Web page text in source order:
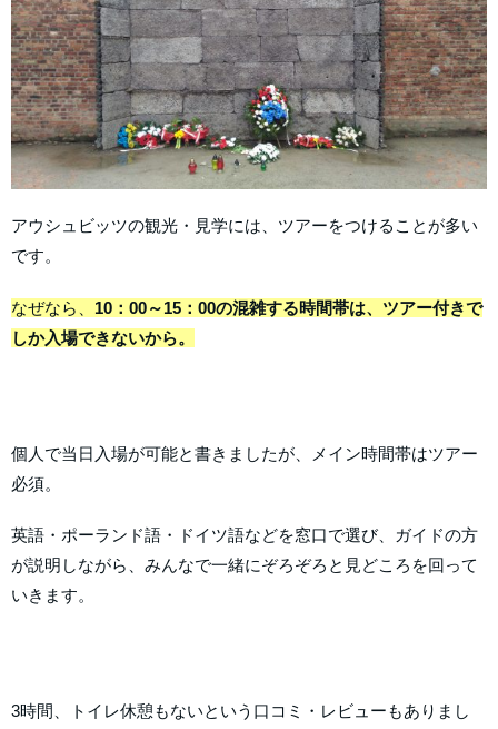
アウシュビッツの観光・見学には、ツアーをつけることが多い
です。
なぜなら、 10：00～15：00の混雑する時間帯は、ツアー付きで
しか入場できないから。
個人で当日入場が可能と書きましたが、メイン時間帯はツアー
必須。
英語・ポーランド語・ドイツ語などを窓口で選び、ガイドの方
が説明しながら、みんなで一緒にぞろぞろと見どころを回って
いきます。
3時間、トイレ休憩もないという口コミ・レビューもありまし